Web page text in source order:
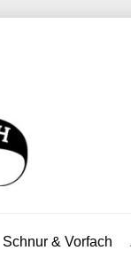
Schnur & Vorfach